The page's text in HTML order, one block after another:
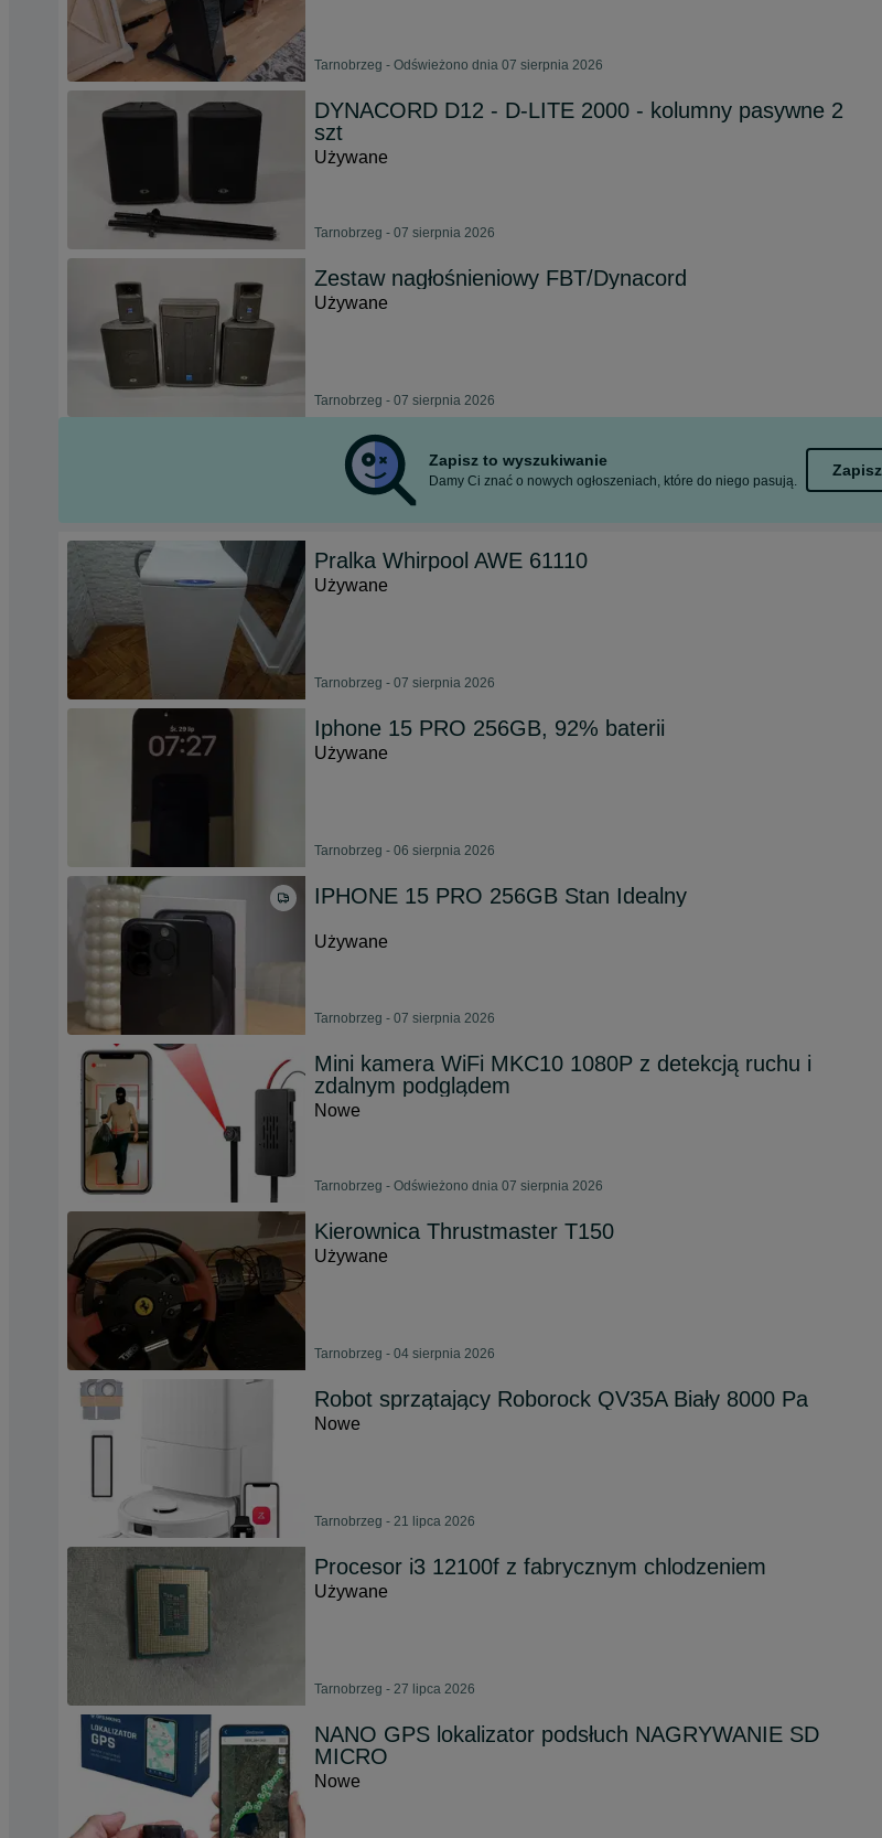
Tarnobrzeg - Odświeżono dnia 07 sierpnia 2026
DYNACORD D12 - D-LITE 2000 - kolumny pasywne 2
szt
Używane
Tarnobrzeg - 07 sierpnia 2026
Zestaw nagłośnieniowy FBT/Dynacord
Używane
Tarnobrzeg - 07 sierpnia 2026
Zapisz to wyszukiwanie
Damy Ci znać o nowych ogłoszeniach, które do niego pasują.
Zapisz
Pralka Whirpool AWE 61110
Używane
Tarnobrzeg - 07 sierpnia 2026
Iphone 15 PRO 256GB, 92% baterii
Używane
Tarnobrzeg - 06 sierpnia 2026
IPHONE 15 PRO 256GB Stan Idealny
Używane
Tarnobrzeg - 07 sierpnia 2026
Mini kamera WiFi MKC10 1080P z detekcją ruchu i
zdalnym podglądem
Nowe
Tarnobrzeg - Odświeżono dnia 07 sierpnia 2026
Kierownica Thrustmaster T150
Używane
Tarnobrzeg - 04 sierpnia 2026
Robot sprzątający Roborock QV35A Biały 8000 Pa
Nowe
Tarnobrzeg - 21 lipca 2026
Procesor i3 12100f z fabrycznym chlodzeniem
Używane
Tarnobrzeg - 27 lipca 2026
NANO GPS lokalizator podsłuch NAGRYWANIE SD
MICRO
Nowe